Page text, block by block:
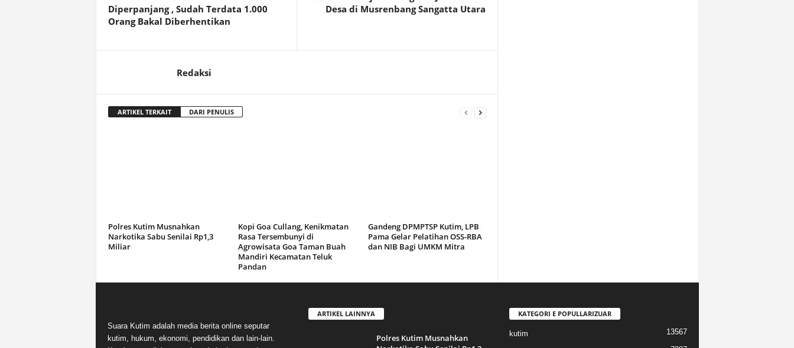
Diperpanjang , Sudah Terdata 1.000
Orang Bakal Diberhentikan
Desa di Musrenbang Sangatta Utara
Redaksi
ARTIKEL TERKAIT DARI PENULIS
Polres Kutim Musnahkan
Narkotika Sabu Senilai Rp1,3
Miliar
Kopi Goa Cullang, Kenikmatan
Rasa Tersembunyi di
Agrowisata Goa Taman Buah
Mandiri Kecamatan Teluk
Pandan
Gandeng DPMPTSP Kutim, LPB
Pama Gelar Pelatihan OSS-RBA
dan NIB Bagi UMKM Mitra
Suara Kutim adalah media berita online seputar
kutim, hukum, ekonomi, pendidikan dan lain-lain.
ARTIKEL LAINNYA
Polres Kutim Musnahkan
KATEGORI E POPULLARIZUAR
kutim 13567